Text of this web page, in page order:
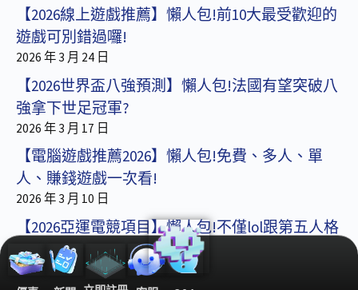
【2026線上遊戲推薦】懶人包!前10大最受歡迎的
遊戲可別錯過囉!
2026 年 3 月 24 日
【2026世界盃八強預測】懶人包!法國有望突破八
強拿下世足冠軍?
2026 年 3 月 17 日
【電腦遊戲推薦2026】懶人包!免費、多人、單
人、賺錢遊戲一次看!
2026 年 3 月 10 日
【2026亞運電競項目】懶人包!不僅lol跟第五人格
還有這款遊戲!
2026 年 3 月 3 日